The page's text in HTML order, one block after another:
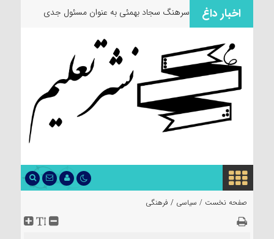
اخبار داغ
سرهنگ سجاد بهمئی به عنوان مسئول جدید
صفحه نخست / سیاسی / فرهنگی